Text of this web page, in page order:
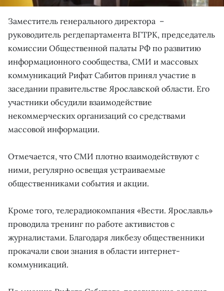
Заместитель генерального директора –
руководитель регдепартамента ВГТРК, председатель
комиссии Общественной палаты РФ по развитию
информационного сообщества, СМИ и массовых
коммуникаций Рифат Сабитов принял участие в
заседании правительстве Ярославской области. Его
участники обсудили взаимодействие
некоммерческих организаций со средствами
массовой информации.
Отмечается, что СМИ плотно взаимодействуют с
ними, регулярно освещая устраиваемые
общественниками события и акции.
Кроме того, телерадиокомпания «Вести. Ярославль»
проводила тренинг по работе активистов с
журналистами. Благодаря ликбезу общественники
прокачали свои знания в области интернет-
коммуникаций.